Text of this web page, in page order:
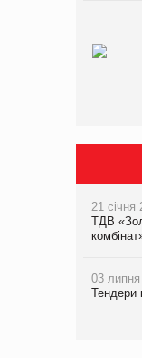
21 січня
ТДВ
03
Тендери